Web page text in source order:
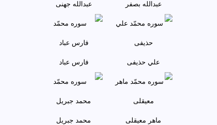
عبدالله بصفر عبدالله جهنی
علي حذيفی فارس عباد
ماهر معيقلی محمد جبريل